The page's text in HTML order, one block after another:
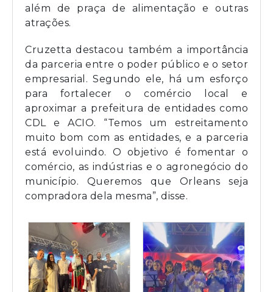
além de praça de alimentação e outras
atrações.
Cruzetta destacou também a importância
da parceria entre o poder público e o setor
empresarial. Segundo ele, há um esforço
para fortalecer o comércio local e
aproximar a prefeitura de entidades como
CDL e ACIO. “Temos um estreitamento
muito bom com as entidades, e a parceria
está evoluindo. O objetivo é fomentar o
comércio, as indústrias e o agronegócio do
município. Queremos que Orleans seja
compradora dela mesma”, disse.